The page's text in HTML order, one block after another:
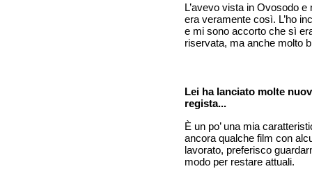
L’avevo vista in Ovosodo
era veramente così. L’ho
e mi sono accorto che sì
riservata, ma anche molto
Lei ha lanciato molte
regista...
È un po’ una mia
ancora qualche film con
lavorato, preferisco
modo per restare attuali.